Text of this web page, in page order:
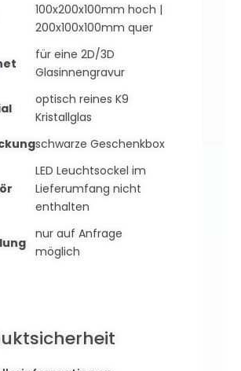
100x200x100mm hoch |
200x100x100mm quer
für eine 2D/3D
Glasinnengravur
optisch reines K9
Kristallglas
schwarze Geschenkbox
LED Leuchtsockel im
Lieferumfang nicht
enthalten
nur auf Anfrage
möglich